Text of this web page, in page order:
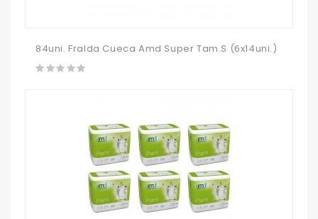
84uni. Fralda Cueca Amd Super Tam.S (6x14uni.)